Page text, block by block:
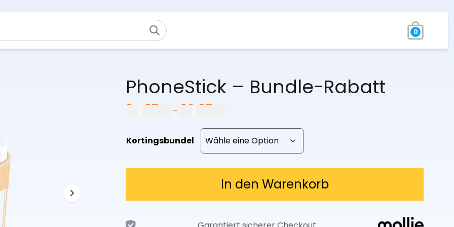
0
PhoneStick – Bundle-Rabatt
34,97 – 69,95
bis
69,95 €
Kortingsbundel
In den Warenkorb